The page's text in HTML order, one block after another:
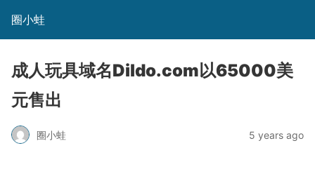
圈小蛙
成人玩具域名Dildo.com以65000美
元售出
圈小蛙 5 years ago